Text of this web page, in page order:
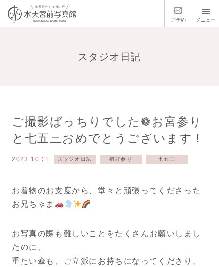
ご予約 メニュー
スタジオ日記
ご撮影ばっちりでした❁お宮参り
と七五三おめでとうございます！
2023.10.31 スタジオ日記 初宮参り 七五三
お着物のお支度から、堂々と頑張ってくださった
お兄ちゃま
お写真の際も難しいことをたくさんお願いしまし
たのに、
重たい傘も、ご立派にお持ちになってくださり、